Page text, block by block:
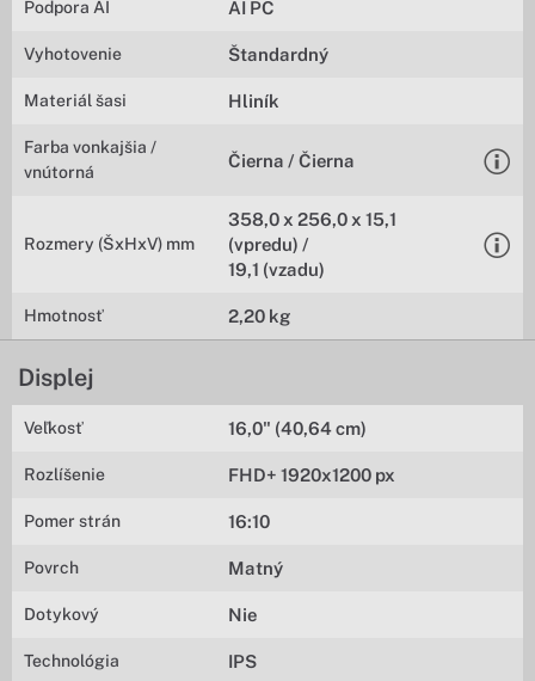
Podpora AI AI PC
Vyhotovenie Štandardný
Materiál šasi Hliník
Farba vonkajšia /
vnútorná
Čierna / Čierna
Rozmery (ŠxHxV) mm
358,0 x 256,0 x 15,1
(vpredu) /
19,1 (vzadu)
Hmotnosť 2,20 kg
Displej
Veľkosť 16,0" (40,64 cm)
Rozlíšenie FHD+ 1920x1200 px
Pomer strán 16:10
Povrch Matný
Dotykový Nie
Technológia IPS